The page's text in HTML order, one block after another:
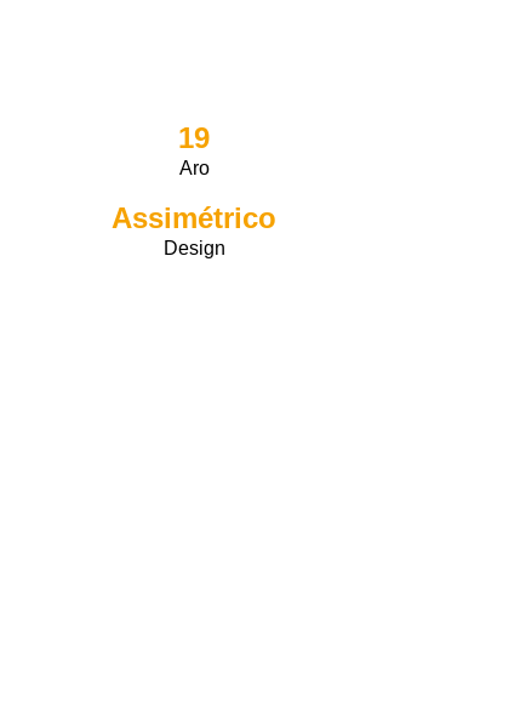
19
Aro
Assimétrico
Design